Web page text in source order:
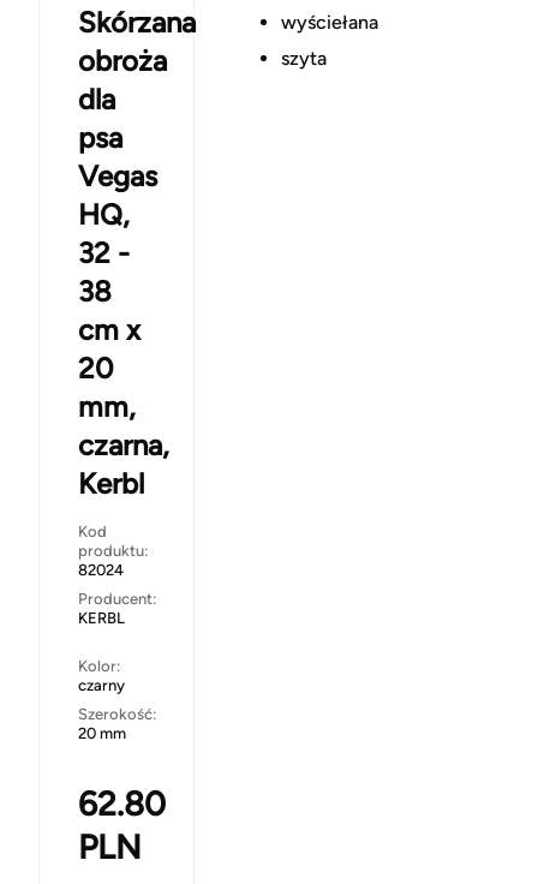
Skórzana
obroża
dla
psa
Vegas
HQ,
32 -
38
cm x
20
mm,
czarna,
Kerbl
Kod
produktu:
82024
Producent:
KERBL
Kolor:
czarny
Szerokość:
20 mm
62.80
PLN
wyściełana
szyta